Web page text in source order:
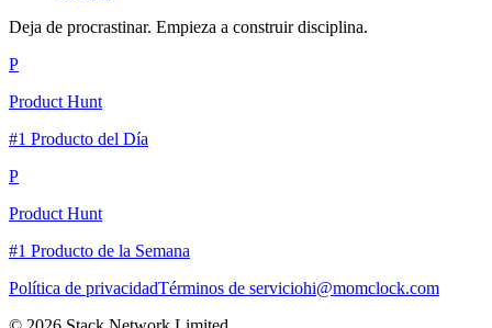
Deja de procrastinar. Empieza a construir disciplina.
P
Product Hunt
#1 Producto del Día
P
Product Hunt
#1 Producto de la Semana
Política de privacidadTérminos de serviciohi@momclock.com